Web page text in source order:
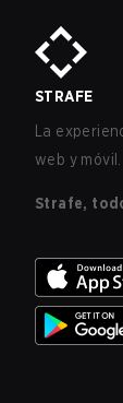
STRAFE
La
web y móvil.
Strafe,